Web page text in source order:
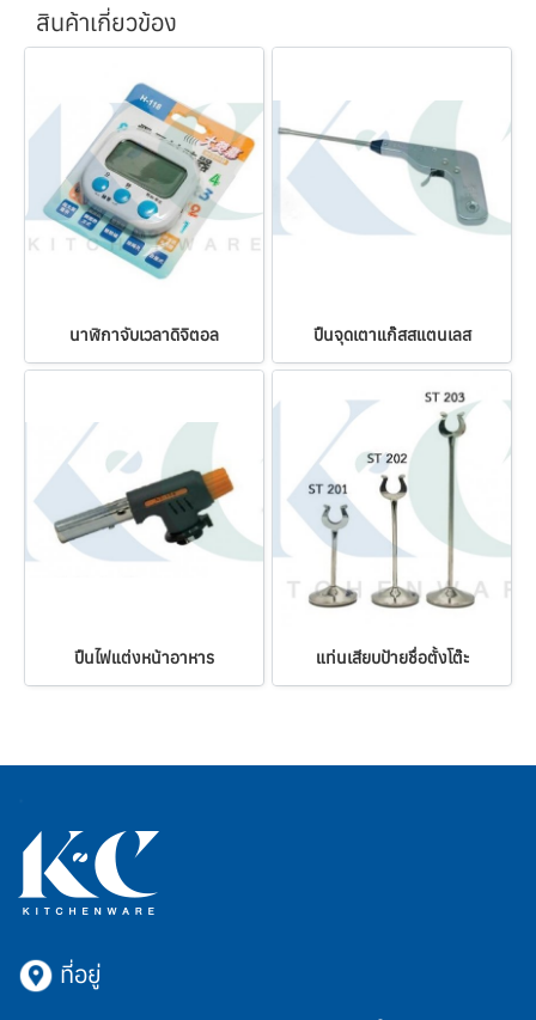
สินค้าเกี่ยวข้อง
นาฬิกาจับเวลาดิจิตอล ปืนจุดเตาแก๊สสแตนเลส
ปืนไฟแต่งหน้าอาหาร แท่นเสียบป้ายชื่อตั้งโต๊ะ
ที่อยู่